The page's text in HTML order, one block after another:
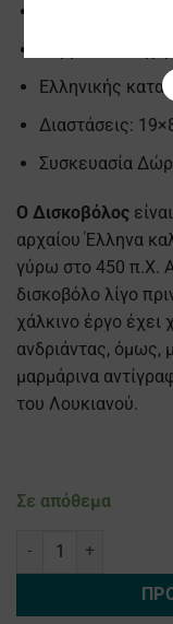
Ελληνικής
Διαστάσεις:
Συσκευασία
Ο Δισκοβόλος
αρχαίου Έλληνα
γύρω στο 450 π.Χ.
δισκοβόλο λίγο
χάλκινο έργο έχει
ανδριάντας, όμως,
μαρμάρινα
του Λουκιανού.
Σε απόθεμα
Προτομή Δισκοβόλου